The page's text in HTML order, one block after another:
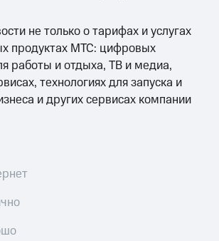
не только о тарифах и услугах
продуктах МТС: цифровых
работы и отдыха, ТВ и медиа,
технологиях для запуска и
и других сервисах компании